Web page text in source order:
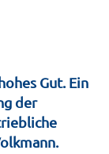
Gut. Ein
der